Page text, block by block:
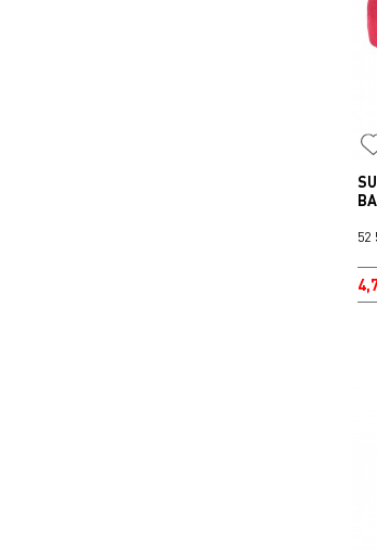
52